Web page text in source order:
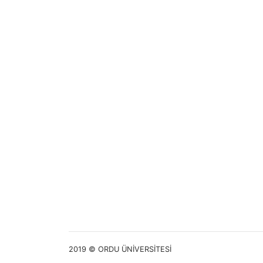
2019 © ORDU ÜNİVERSİTESİ